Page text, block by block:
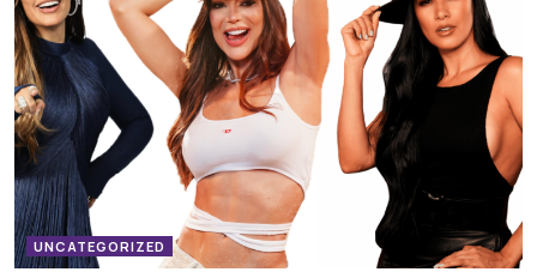
UNCATEGORIZED